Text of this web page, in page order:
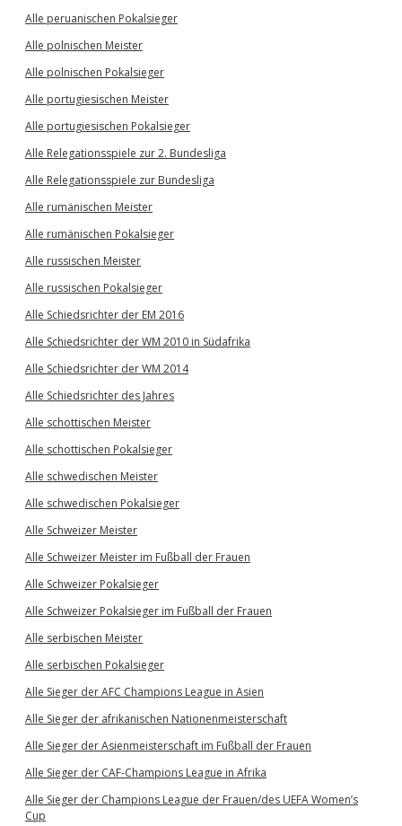
Alle peruanischen Pokalsieger
Alle polnischen Meister
Alle polnischen Pokalsieger
Alle portugiesischen Meister
Alle portugiesischen Pokalsieger
Alle Relegationsspiele zur 2. Bundesliga
Alle Relegationsspiele zur Bundesliga
Alle rumänischen Meister
Alle rumänischen Pokalsieger
Alle russischen Meister
Alle russischen Pokalsieger
Alle Schiedsrichter der EM 2016
Alle Schiedsrichter der WM 2010 in Südafrika
Alle Schiedsrichter der WM 2014
Alle Schiedsrichter des Jahres
Alle schottischen Meister
Alle schottischen Pokalsieger
Alle schwedischen Meister
Alle schwedischen Pokalsieger
Alle Schweizer Meister
Alle Schweizer Meister im Fußball der Frauen
Alle Schweizer Pokalsieger
Alle Schweizer Pokalsieger im Fußball der Frauen
Alle serbischen Meister
Alle serbischen Pokalsieger
Alle Sieger der AFC Champions League in Asien
Alle Sieger der afrikanischen Nationenmeisterschaft
Alle Sieger der Asienmeisterschaft im Fußball der Frauen
Alle Sieger der CAF-Champions League in Afrika
Alle Sieger der Champions League der Frauen/des UEFA Women’s
Cup